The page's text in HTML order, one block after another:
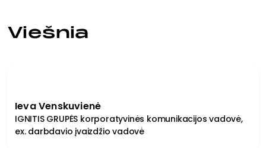
Viešnia
Ieva Venskuvienė
IGNITIS GRUPĖS korporatyvinės komunikacijos vadovė,
ex. darbdavio įvaizdžio vadovė